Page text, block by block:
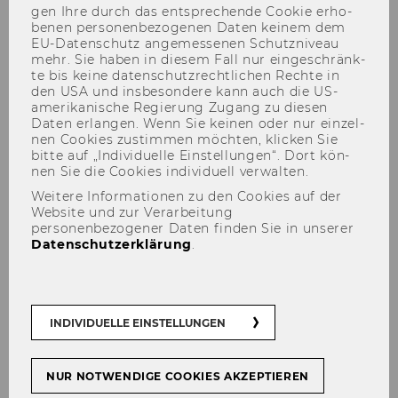
Tödtling Franz, Dr.
gen Ihre durch das ent­spre­chen­de Coo­kie er­ho­
be­nen per­so­nen­be­zo­ge­nen Daten kei­nem dem
EU-​Datenschutz an­ge­mes­se­nen Schutz­ni­veau
mehr. Sie haben in die­sem Fall nur ein­ge­schränk­
te bis keine da­ten­schutz­recht­li­chen Rech­te in
den USA und ins­be­son­de­re kann auch die US-​
amerikanische Re­gie­rung Zu­gang zu die­sen
Daten er­lan­gen. Wenn Sie kei­nen oder nur ein­zel­
nen Coo­kies zu­stim­men möch­ten, kli­cken Sie
bitte auf „In­di­vi­du­el­le Ein­stel­lun­gen“. Dort kön­
nen Sie die Coo­kies in­di­vi­du­ell ver­wal­ten.
Weitere Informationen zu den Cookies auf der
Website und zur Verarbeitung
personenbezogener Daten finden Sie in unserer
Datenschutzerklärung
INDIVIDUELLE EINSTELLUNGEN
NUR NOTWENDIGE COOKIES AKZEPTIEREN